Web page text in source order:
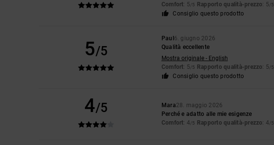
Comfort: 5/5 Rapporto qualità-prezzo: 5/5
Consiglio questo prodotto
5/5
Paul 6. giugno 2026
Qualità eccellente
Mostra originale - English
Comfort: 5/5 Rapporto qualità-prezzo: 5/5
Consiglio questo prodotto
4/5 Mara28. maggio 2026
Perché e adatto alle mie esigenze
Comfort: 4/5 Rapporto qualità-prezzo: 4/5